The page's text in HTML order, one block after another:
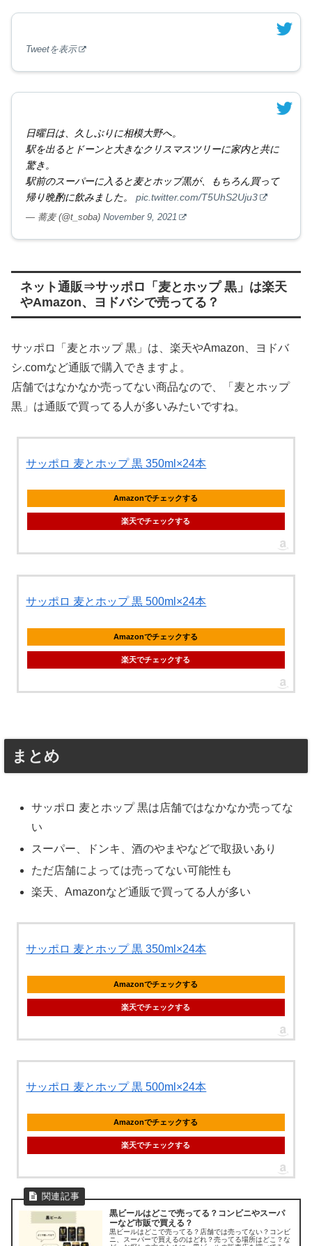
Tweetを表示
日曜日は、久しぶりに相模大野へ。
駅を出るとドーンと大きなクリスマスツリーに家内と共に
驚き。
駅前のスーパーに入ると麦とホップ黒が、もちろん買って
帰り晩酌に飲みました。 pic.twitter.com/T5UhS2Uju3
— 蕎麦 (@t_soba) November 9, 2021
ネット通販⇒サッポロ「麦とホップ 黒」は楽天
やAmazon、ヨドバシで売ってる？
サッポロ「麦とホップ 黒」は、楽天やAmazon、ヨドバ
シ.comなど通販で購入できますよ。
店舗ではなかなか売ってない商品なので、「麦とホップ
黒」は通販で買ってる人が多いみたいですね。
サッポロ 麦とホップ 黒 350ml×24本
Amazonでチェックする
楽天でチェックする
サッポロ 麦とホップ 黒 500ml×24本
Amazonでチェックする
楽天でチェックする
まとめ
サッポロ 麦とホップ 黒は店舗ではなかなか売ってな
い
スーパー、ドンキ、酒のやまやなどで取扱いあり
ただ店舗によっては売ってない可能性も
楽天、Amazonなど通販で買ってる人が多い
サッポロ 麦とホップ 黒 350ml×24本
Amazonでチェックする
楽天でチェックする
サッポロ 麦とホップ 黒 500ml×24本
Amazonでチェックする
楽天でチェックする
黒ビールはどこで売ってる？コンビニやスーパ
ーなど市販で買える？
黒ビールはどこで売ってる？店舗では売ってない？コンビ
ニ、スーパーで買えるのはどれ？売ってる場所はどこ？な